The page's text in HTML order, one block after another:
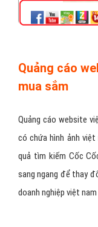
Quảng cáo
mua sắm
Quảng cáo website
có chứa hình ảnh
quả tìm kiếm Cốc
sang ngang để thay
doanh nghiệp việt